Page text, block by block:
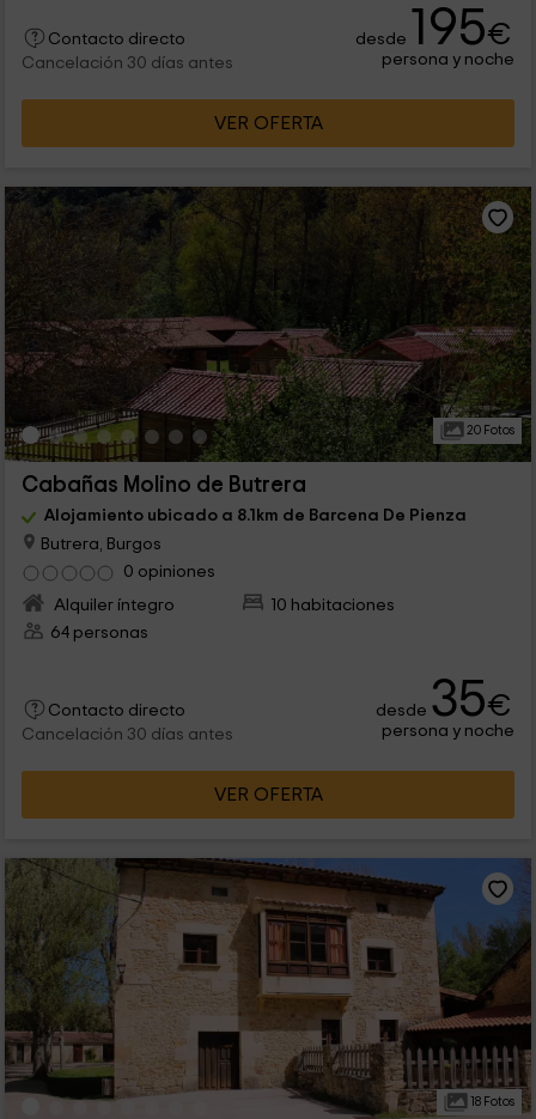
Contacto directo
Cancelación 30 días antes
desde 195€
persona y noche
VER OFERTA
20 Fotos
Cabañas Molino de Butrera
Alojamiento ubicado a 8.1km de Barcena De Pienza
Butrera, Burgos
0 opiniones
Alquiler íntegro
10 habitaciones
64 personas
Contacto directo
Cancelación 30 días antes
desde 35€
persona y noche
VER OFERTA
18 Fotos